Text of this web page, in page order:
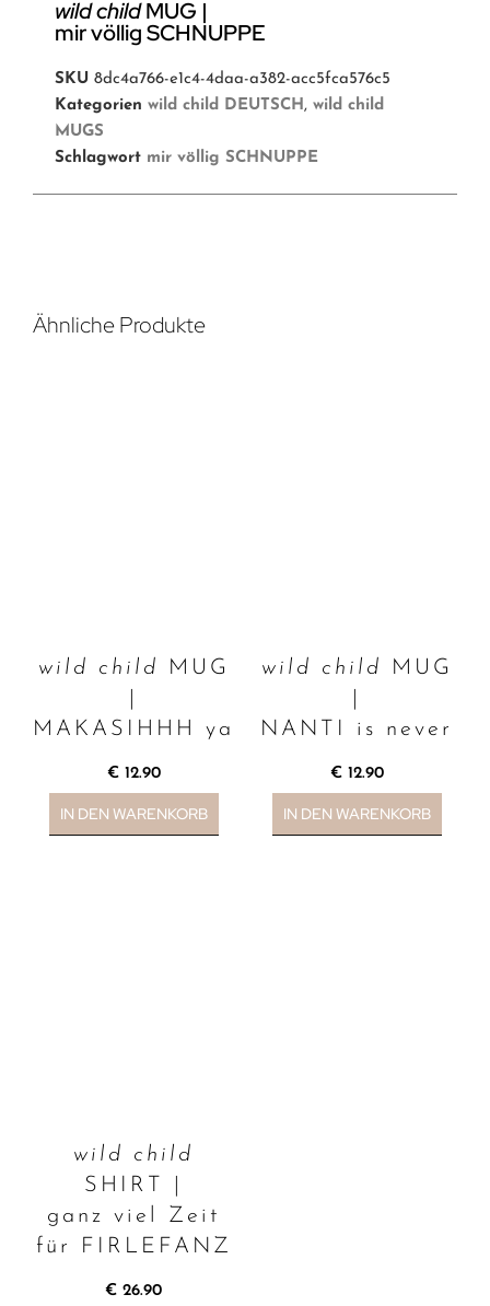
wild childMUG |
mir völlig SCHNUPPE
SKU 8dc4a766-e1c4-4daa-a382-acc5fca576c5
Kategorien wild child DEUTSCH, wild child
MUGS
Schlagwort mir völlig SCHNUPPE
Ähnliche Produkte
wild child
MUG
MAKASIHHH ya
€12.90
IN DEN WARENKORB
wild child
MUG
NANTI is never
€12.90
IN DEN WARENKORB
wild child
SHIRT |
ganz viel Zeit
für FIRLEFANZ
€ 26.90